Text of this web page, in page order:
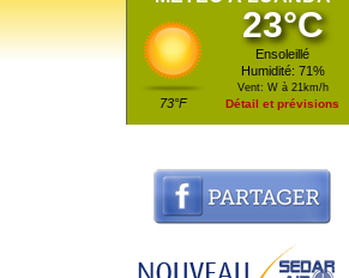
73°F
23°C
Ensoleillé
Humidité: 71%
Vent: W à 21km/h
Détail et prévisions